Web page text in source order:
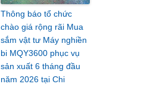
Thông báo tổ chức
chào giá rộng rãi Mua
sắm vật tư Máy nghiền
bi MQY3600 phục vụ
sản xuất 6 tháng đầu
năm 2026 tại Chi